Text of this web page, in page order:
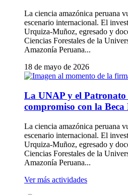
La ciencia amazónica peruana
escenario internacional. El
Urquiza-Muñoz, egresado y
Ciencias Forestales de la
Amazonía Peruana...
18 de mayo de 2026
La UNAP y el Patronato
compromiso con la Beca
La ciencia amazónica peruana
escenario internacional. El
Urquiza-Muñoz, egresado y
Ciencias Forestales de la
Amazonía Peruana...
Ver más actividades